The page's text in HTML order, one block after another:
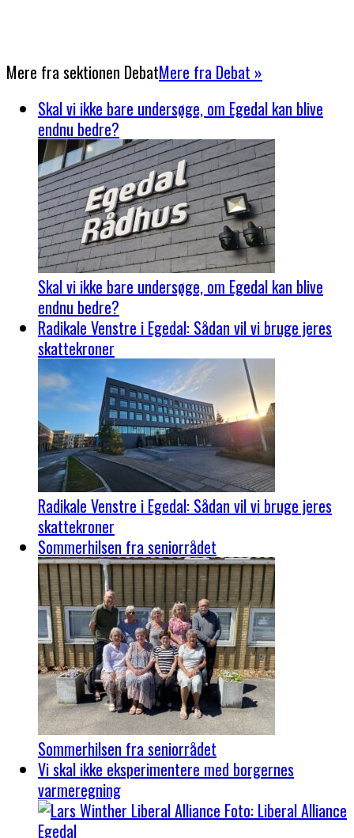
Mere fra sektionen DebatMere fra Debat »
Skal vi ikke bare undersøge, om Egedal kan blive
endnu bedre?
Skal vi ikke bare undersøge, om Egedal kan blive
endnu bedre?
Radikale Venstre i Egedal: Sådan vil vi bruge jeres
skattekroner
Radikale Venstre i Egedal: Sådan vil vi bruge jeres
skattekroner
Sommerhilsen fra seniorrådet
Sommerhilsen fra seniorrådet
Vi skal ikke eksperimentere med borgernes
varmeregning